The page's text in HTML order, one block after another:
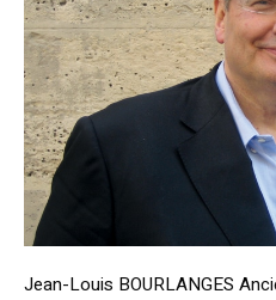
Jean-Louis BOURLANGES